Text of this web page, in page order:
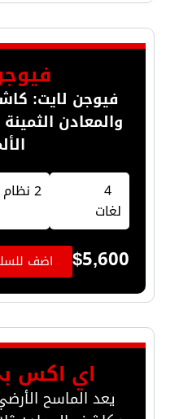
فيوجن لايت:
والمعادن
4
لغات
2 نظام
$5,600 اضف
اي اكس بي 6000